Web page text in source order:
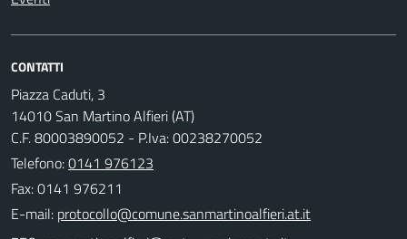
CONTATTI
Piazza Caduti, 3
14010 San Martino Alfieri (AT)
C.F. 80003890052 - P.Iva: 00238270052
Telefono:0141 976123
Fax: 0141 976211
E-mail: